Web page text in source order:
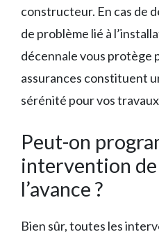
constructeur. En cas de
de problème lié à
décennale vous protège
assurances constituent
sérénité pour vos
Peut-on
intervention
l’avance ?
Bien sûr, toutes les